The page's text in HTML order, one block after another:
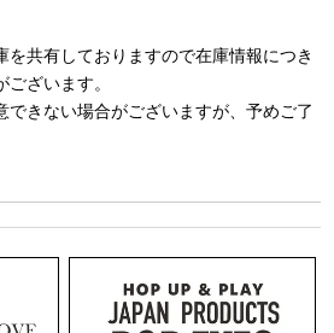
を共有しておりますので在庫情報につき
ざいます。
できない場合がございますが、予めご了